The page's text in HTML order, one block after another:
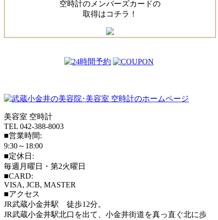
空時計のメンバーズカードの
取得はコチラ！
美容室 空時計
TEL 042-388-8003
■営業時間:
9:30～18:00
■定休日:
毎週月曜日・第2火曜日
■CARD:
VISA, JCB, MASTER
■アクセス
JR武蔵小金井駅 徒歩12分。
JR武蔵小金井駅北口を出て、小金井街道を真っ直ぐ北に歩